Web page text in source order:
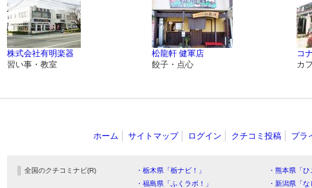
株式会社有明楽器
習い事・教室
松龍軒 健軍店
餃子・点心
コ
カ
ホーム サイトマップ ログイン クチコミ投稿 プラ
全国のクチコミナビ(R) ・栃木県「栃ナビ！」
・熊本県「
・福島県「ふくラボ！」
・新潟県「